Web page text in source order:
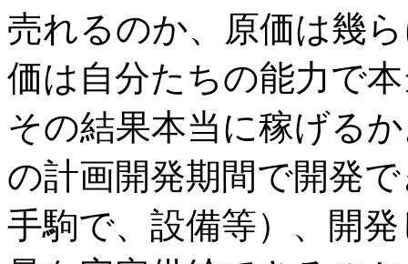
売れるのか、原価は幾
価は自分たちの能力で
その結果本当に稼げる
の計画開発期間で開発
手駒で、設備等）、開